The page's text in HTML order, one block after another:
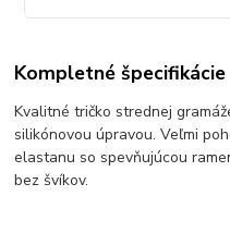
Kompletné špecifikácie
Kvalitné tričko strednej
silikónovou úpravou. Veľmi
elastanu so spevňujúcou
bez švíkov.